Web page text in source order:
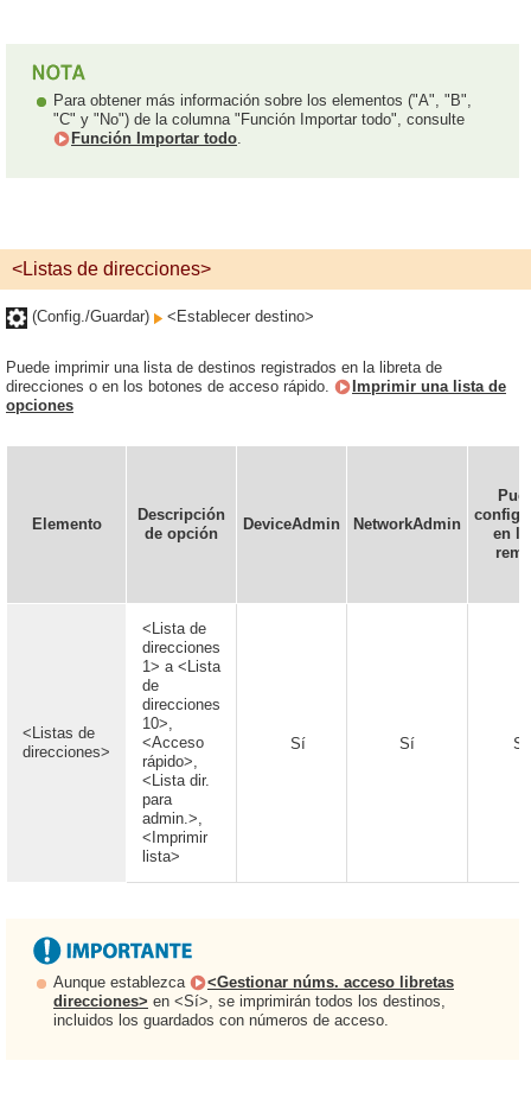
Para obtener más información sobre los elementos ("A", "B",
"C" y "No") de la columna "Función Importar todo", consulte
Función Importar todo.
<Listas de direcciones>
(Config./Guardar) <Establecer destino>
Puede imprimir una lista de destinos registrados en la libreta de
direcciones o en los botones de acceso rápido.
Imprimir una lista de
opciones
Elemento
Descripción
de opción
DeviceAdmin NetworkAdmin
en la
<Listas de
direcciones>
<Lista de
direcciones
1> a <Lista
de
direcciones
10>,
<Acceso
rápido>,
<Lista dir.
para
admin.>,
<Imprimir
lista>
Sí Sí Sí
Aunque establezca
<Gestionar núms. acceso libretas
direcciones> en <Sí>, se imprimirán todos los destinos,
incluidos los guardados con números de acceso.